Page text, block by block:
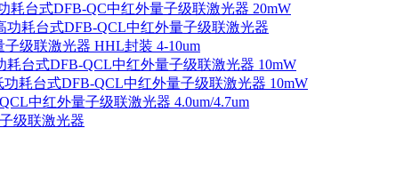
耗台式DFB-QC中红外量子级联激光器 20mW
功耗台式DFB-QCL中红外量子级联激光器
级联激光器 HHL封装 4-10um
耗台式DFB-QCL中红外量子级联激光器 10mW
功耗台式DFB-QCL中红外量子级联激光器 10mW
中红外量子级联激光器 4.0um/4.7um
级联激光器